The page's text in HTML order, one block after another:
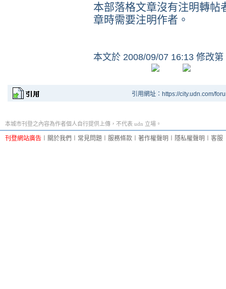
本部落格文章沒有注明轉帖
章時需要注明作者。
本文於 2008/09/07 16:13 修改第
引用網址：https://city.udn.com/
本城市刊登之內容為作者個人自行提供上傳，不代表 udn 立場。
刊登網站廣告 關於我們 常見問題 服務條款 著作權聲明 隱私權聲明 客服